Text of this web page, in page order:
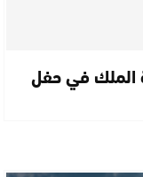
الملك في حفل